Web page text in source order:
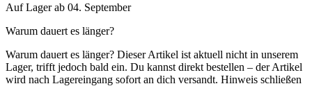
Auf Lager ab 04. September
Warum dauert es länger?
Warum dauert es länger? Dieser Artikel ist aktuell nicht in unserem
Lager, trifft jedoch bald ein. Du kannst direkt bestellen – der Artikel
wird nach Lagereingang sofort an dich versandt. Hinweis schließen